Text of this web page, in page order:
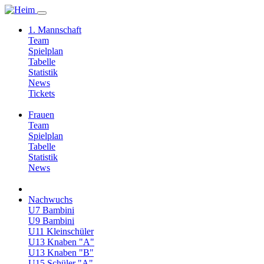
1. Mannschaft
Team
Spielplan
Tabelle
Statistik
News
Tickets
Frauen
Team
Spielplan
Tabelle
Statistik
News
Nachwuchs
U7 Bambini
U9 Bambini
U11 Kleinschüler
U13 Knaben "A"
U13 Knaben "B"